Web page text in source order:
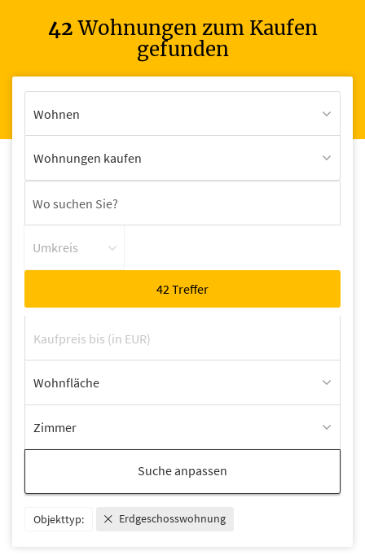
42Wohnungen zum Kaufen
gefunden
Wohnen
Wohnungen kaufen
Umkreis
Wohnfläche
Zimmer
Suche anpassen
Objekttyp: Erdgeschosswohnung